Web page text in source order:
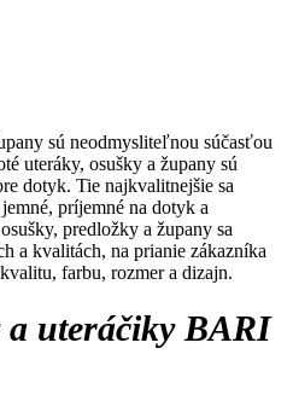
sú neodmysliteľnou súčasťou
uteráky, osušky a župany sú
dotyk. Tie najkvalitnejšie sa
príjemné na dotyk a
predložky a župany sa
a kvalitách, na prianie zákazníka
farbu, rozmer a dizajn.
a uteráčiky BARI